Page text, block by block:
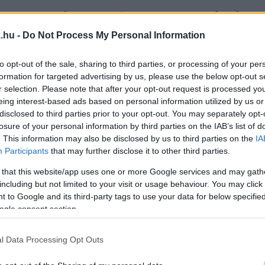
- Do Not Process My Personal Information
opt-out of the sale, sharing to third parties, or processing of your
for targeted advertising by us, please use the below opt-out
selection. Please note that after your opt-out request is processed
interest-based ads based on personal information utilized by us
to third parties prior to your opt-out. You may separately
of your personal information by third parties on the IAB’s list of
This information may also be disclosed by us to third parties on the
Participants that may further disclose it to other third parties.
that this website/app uses one or more Google services and may
but not limited to your visit or usage behaviour. You may
to Google and its third-party tags to use your data for below
consent section.
Data Processing Opt Outs
A GYŐRI FIDESZ–KDNP
a szabályozás a jelenlegi formájában nem jó, de
Győr stratégiai érdeke.
A GYŐRI SZÁLLAL IS RENDELKEZŐ
hogy Szakács András tudhatott-e a
KERETÉT 2025-BEN